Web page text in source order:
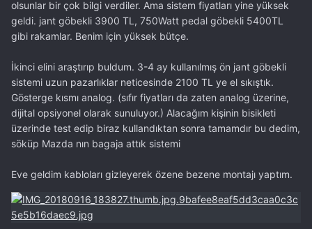
olsunlar bir çok bilgi verdiler. Ama sistem fiyatları yine yüksek
geldi. jant göbekli 3900 TL, 750Watt pedal göbekli 5400TL
gibi rakamlar. Benim için yüksek bütçe.
İkinci elini araştırıp buldum. 3-4 ay kullanılmış ön jant göbekli
sistemi uzun pazarlıklar neticesinde 2100 TL ye el sıkıştık.
Gösterge kısmı analog. (sıfır fiyatları da zaten analog üzerine,
dijital opsiyonel olarak sunuluyor.) Alacağım kişinin bisikleti
üzerinde test edip biraz kullandıktan sonra tamamdır bu dedim,
söküp Mazda nın bagaja attık sistemi
Eve geldim kabloları gizleyerek özene bezene montajı yaptım.